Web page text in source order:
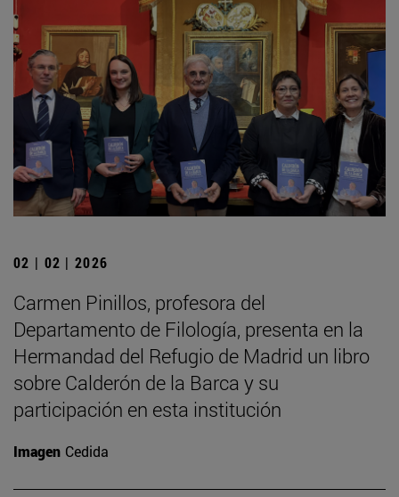
02 | 02 | 2026
Carmen Pinillos, profesora del
Departamento de Filología, presenta en la
Hermandad del Refugio de Madrid un libro
sobre Calderón de la Barca y su
participación en esta institución
Imagen Cedida